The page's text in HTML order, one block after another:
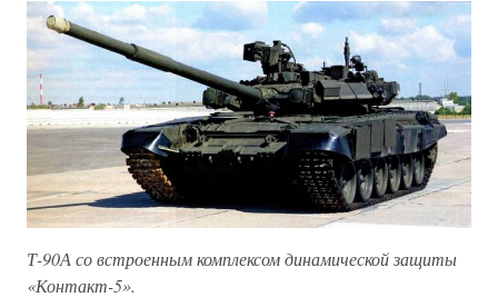
Т-90А со встроенным комплексом динамической защиты
«Контакт-5».